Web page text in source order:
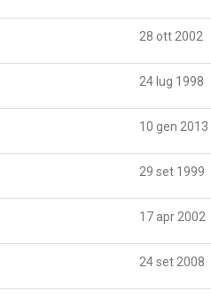
28 ott 2002
24 lug 1998
10 gen 2013
29 set 1999
17 apr 2002
24 set 2008